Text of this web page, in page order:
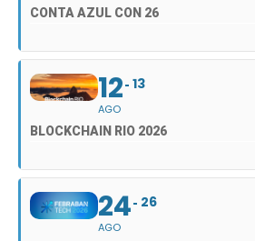
CONTA AZUL CON 26
12
AGO
13
BLOCKCHAIN RIO 2026
24
AGO
26